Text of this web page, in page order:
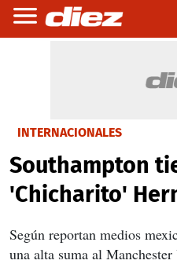
INTERNACIONALES
Southampton
'Chicharito'
Según reportan medios
una alta suma al Manchester